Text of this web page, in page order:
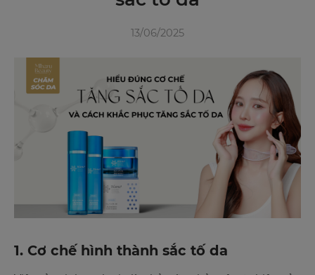
Feed
0799 33 86 88
13/06/2025
1. Cơ chế hình thành sắc tố da